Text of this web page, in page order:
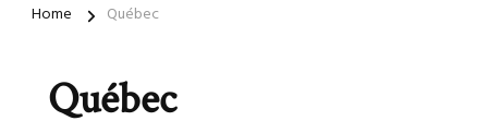
Home Québec
Québec